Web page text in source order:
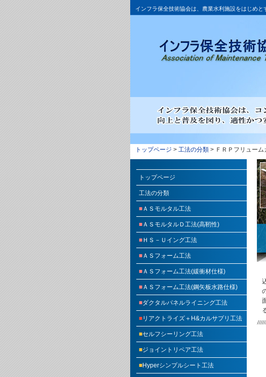
インフラ保全技術協会は、農業水利施設をはじめ
トップページ > 工法の分類 > ＦＲＰフリューム
トップページ
工法の分類
■ＡＳモルタル工法
■ＡＳモルタルＤ工法(高靭性)
■ ＨＳ－Ｕイング工法
■ＡＳフォーム工法
■ＡＳフォーム工法(緩衝材仕様)
■ＡＳフォーム工法(鋼矢板水路仕様)
■ダクタルパネルライニング工法
■リアクトライズ＋H&カルサプリ工法
■セルフシーリング工法
■ジョイントリペア工法
■Hyperシンプルシート工法